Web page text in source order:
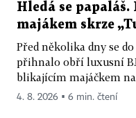
Hledá se papaláš.
majákem skrze
Před několika dny se
přihnalo obří luxusní
blikajícím majáčkem
4. 8. 2026 ▪ 6 min. čtení